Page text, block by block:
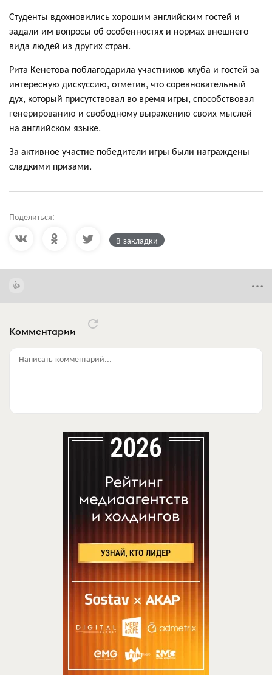
Студенты вдохновились хорошим английским гостей и
задали им вопросы об особенностях и нормах внешнего
вида людей из других стран.
Рита Кенетова поблагодарила участников клуба и гостей за
интересную дискуссию, отметив, что соревновательный
дух, который присутствовал во время игры, способствовал
генерированию и свободному выражению своих мыслей
на английском языке.
За активное участие победители игры были награждены
сладкими призами.
Поделиться:
В закладки
Комментарии
Написать комментарий...